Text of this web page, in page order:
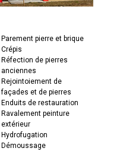
Parement pierre et brique
Crépis
Réfection de pierres
anciennes
Rejointoiement de
façades et de pierres
Enduits de restauration
Ravalement peinture
extérieur
Hydrofugation
Démoussage